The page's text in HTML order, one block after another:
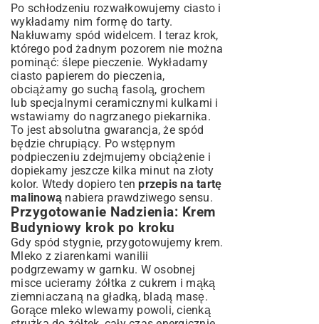
Po schłodzeniu rozwałkowujemy ciasto i
wykładamy nim formę do tarty.
Nakłuwamy spód widelcem. I teraz krok,
którego pod żadnym pozorem nie można
pominąć: ślepe pieczenie. Wykładamy
ciasto papierem do pieczenia,
obciążamy go suchą fasolą, grochem
lub specjalnymi ceramicznymi kulkami i
wstawiamy do nagrzanego piekarnika.
To jest absolutna gwarancja, że spód
będzie chrupiący. Po wstępnym
podpieczeniu zdejmujemy obciążenie i
dopiekamy jeszcze kilka minut na złoty
kolor. Wtedy dopiero tenprzepis na tartę
malinową nabiera prawdziwego sensu.
Przygotowanie Nadzienia: Krem
Budyniowy krok po kroku
Gdy spód stygnie, przygotowujemy krem.
Mleko z ziarenkami wanilii
podgrzewamy w garnku. W osobnej
misce ucieramy żółtka z cukrem i mąką
ziemniaczaną na gładką, bladą masę.
Gorące mleko wlewamy powoli, cienką